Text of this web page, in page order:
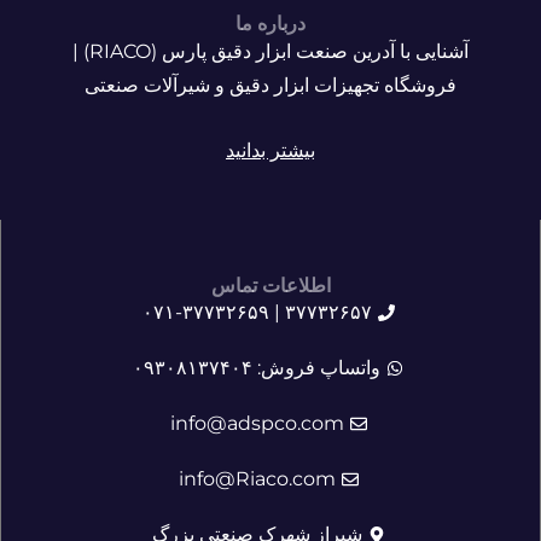
درباره ما
آشنایی با آدرین صنعت ابزار دقیق پارس (RIACO) |
فروشگاه تجهیزات ابزار دقیق و شیرآلات صنعتی
بیشتر بدانید
اطلاعات تماس
۳۷۷۳۲۶۵۷ | ۰۷۱-۳۷۷۳۲۶۵۹
واتساپ فروش: ۰۹۳۰۸۱۳۷۴۰۴
info@adspco.com
info@Riaco.com
شیراز شهرک صنعتی بزرگ